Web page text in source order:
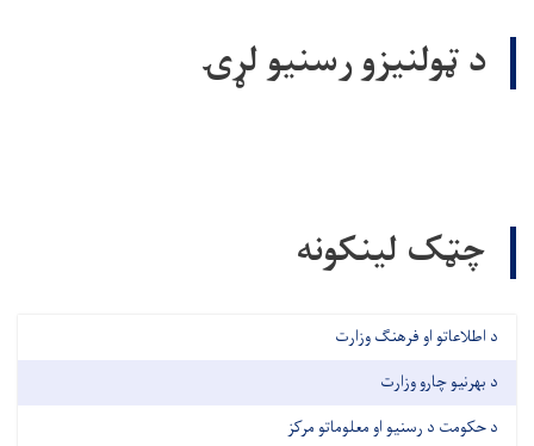
د ټولنيزو رسنيو لړۍ
چټک لینکونه
د اطلاعاتو او فرهنګ وزارت
د بهرنیو چارو وزارت
د حکومت د رسنیو او معلوماتو مرکز